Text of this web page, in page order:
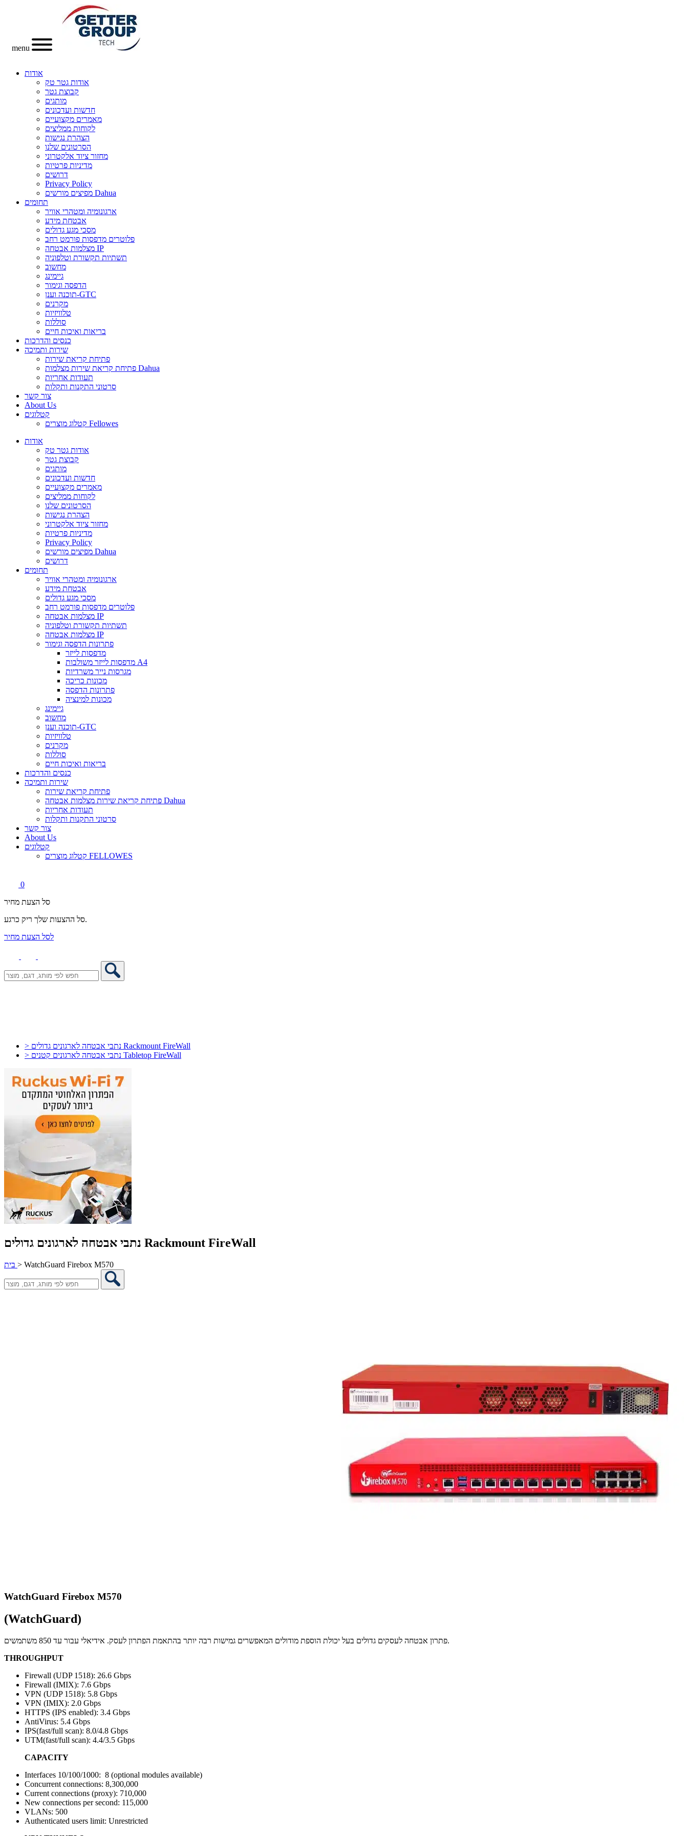
menu
אודות
אודות גטר טק
קבוצת גטר
מותגים
חדשות ועדכונים
מאמרים מקצועיים
לקוחות ממליצים
הצהרת נגישות
הסרטונים שלנו
מחזור ציוד אלקטרוני
מדיניות פרטיות
דרושים
Privacy Policy
מפיצים מורשים Dahua
תחומים
ארגונומיה ומטהרי אוויר
אבטחת מידע
מסכי מגע גדולים
פלוטרים מדפסות פורמט רחב
מצלמות אבטחה IP
תשתיות תקשורת וטלפוניה
מחשוב
גיימינג
הדפסה וגימור
תוכנה וענן-GTC
מקרנים
טלוויזיות
סוללות
בריאות ואיכות חיים
כנסים והדרכות
שירות ותמיכה
פתיחת קריאת שירות
פתיחת קריאת שירות מצלמות Dahua
תעודות אחריות
סרטוני התקנות ותקלות
צור קשר
About Us
קטלוגים
קטלוג מוצרים Fellowes
אודות
אודות גטר טק
קבוצת גטר
מותגים
חדשות ועדכונים
מאמרים מקצועיים
לקוחות ממליצים
הסרטונים שלנו
הצהרת נגישות
מחזור ציוד אלקטרוני
מדיניות פרטיות
Privacy Policy
מפיצים מורשים Dahua
דרושים
תחומים
ארגונומיה ומטהרי אוויר
אבטחת מידע
מסכי מגע גדולים
פלוטרים מדפסות פורמט רחב
מצלמות אבטחה IP
תשתיות תקשורת וטלפוניה
מצלמות אבטחה IP
פתרונות הדפסה וגימור
מדפסות לייזר
מדפסות לייזר משולבות A4
מגרסות נייר משרדיות
מכונות כריכה
פתרונות הדפסה
מכונות למינציה
גיימינג
מחשוב
תוכנה וענן-GTC
טלוויזיות
מקרנים
סוללות
בריאות ואיכות חיים
כנסים והדרכות
שירות ותמיכה
פתיחת קריאת שירות
פתיחת קריאת שירות מצלמות אבטחה Dahua
תעודות אחריות
סרטוני התקנות ותקלות
צור קשר
About Us
קטלוגים
קטלוג מוצרים FELLOWES
0
סל הצעת מחיר
סל ההצעות שלך ריק כרגע.
לסל הצעת מחיר
> נתבי אבטחה לארגונים גדולים Rackmount FireWall
> נתבי אבטחה לארגונים קטנים Tabletop FireWall
נתבי אבטחה לארגונים גדולים Rackmount FireWall
> WatchGuard Firebox M570
WatchGuard Firebox M570
(WatchGuard)
פתרון אבטחה לעסקים גדולים בעל יכולת הוספת מודולים המאפשרים גמישות רבה יותר בהתאמת הפתרון לעסק. אידיאלי עבור עד 850 משתמשים.
THROUGHPUT
Firewall (UDP 1518): 26.6 Gbps
Firewall (IMIX): 7.6 Gbps
VPN (UDP 1518): 5.8 Gbps
VPN (IMIX): 2.0 Gbps
HTTPS (IPS enabled): 3.4 Gbps
AntiVirus: 5.4 Gbps
IPS(fast/full scan): 8.0/4.8 Gbps
UTM(fast/full scan): 4.4/3.5 Gbps
CAPACITY
Interfaces 10/100/1000: 8 (optional modules available)
Concurrent connections: 8,300,000
Current connections (proxy): 710,000
New connections per second: 115,000
VLANs: 500
Authenticated users limit: Unrestricted